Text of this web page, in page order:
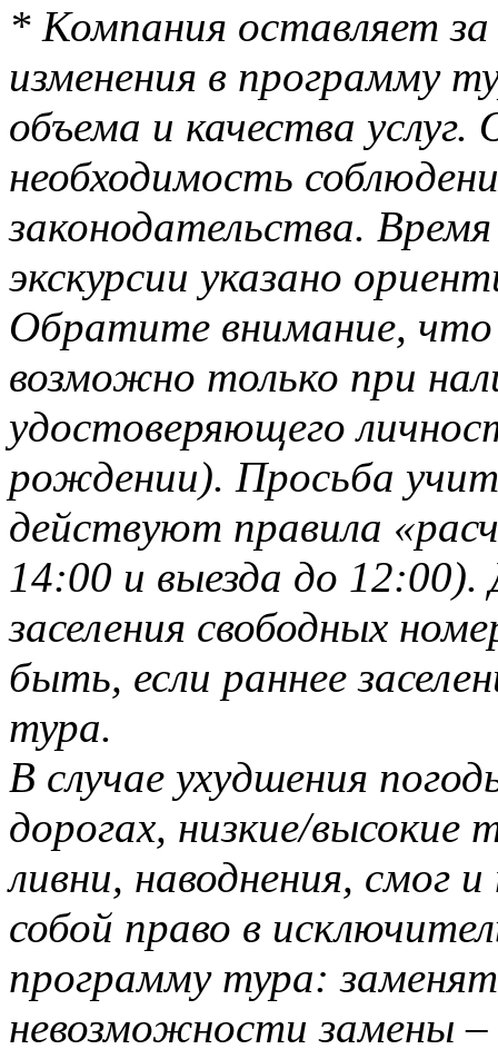
* Компания оставляет
изменения в программу
объема и качества
необходимость
законодательства.
экскурсии указано
Обратите внимание, что
возможно только при
удостоверяющего
рождении). Просьба
действуют правила
14:00 и выезда до 12:00).
заселения свободных
быть, если раннее
тура.
В случае ухудшения
дорогах, низкие/высокие
ливни, наводнения, смог
собой право в
программу тура:
невозможности замены